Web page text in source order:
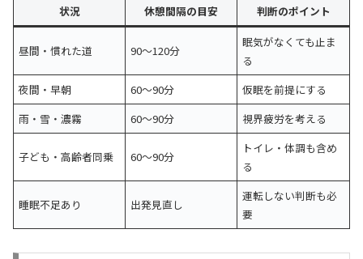
状況 休憩間隔の目安 判断のポイント
昼間・慣れた道 90〜120分
眠気がなくても止ま
る
夜間・早朝
60〜90分
仮眠を前提にする
雨・雪・濃霧
60〜90分 視界疲労を考える
子ども・高齢者同乗 60〜90分
トイレ・体調も含め
る
睡眠不足あり 出発見直し
運転しない判断も必
要